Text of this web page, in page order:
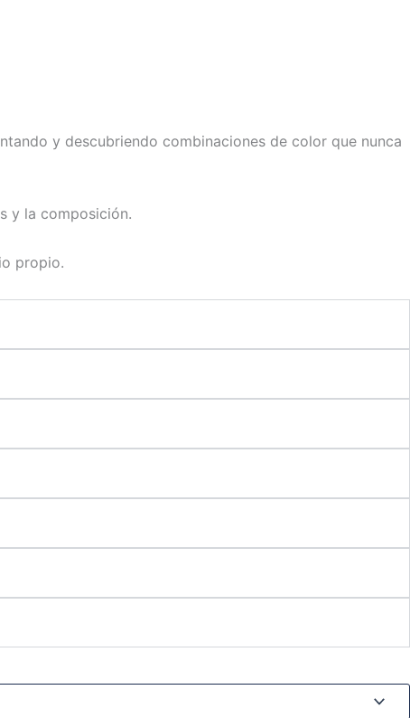
y descubriendo combinaciones de color que nunca
y la composición.
propio.